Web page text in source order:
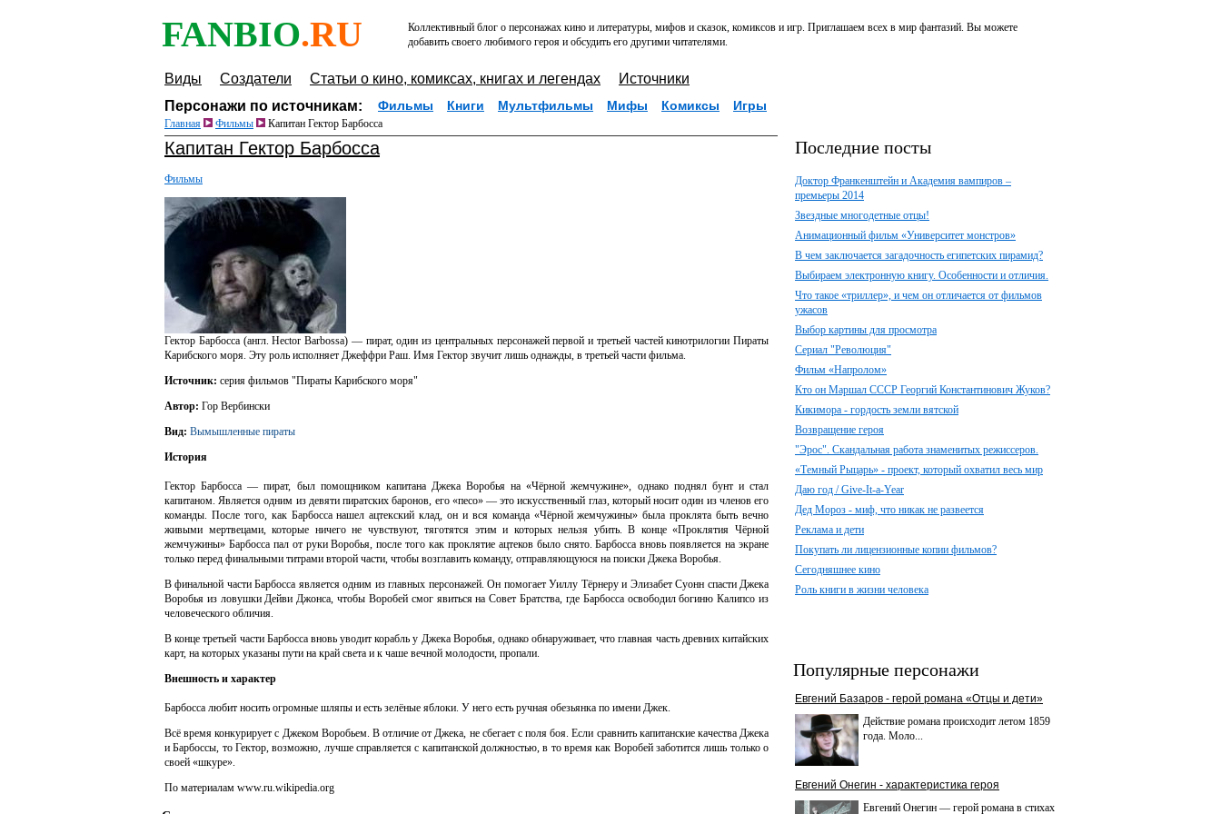
FANBIO.RU
Коллективный блог о персонажах кино и литературы, мифов и сказок, комиксов и игр. Приглашаем всех в мир фантазий. Вы можете
добавить своего любимого героя и обсудить его другими читателями.
Виды Создатели Статьи о кино, комиксах, книгах и легендах
Источники
Персонажи по источникам:
Фильмы Книги Мультфильмы Мифы Комиксы Игры
Главная Фильмы Капитан Гектор Барбосса
Капитан Гектор Барбосса
Фильмы
Гектор Барбосса (англ. Hector Barbossa) — пират, один из центральных персонажей первой и третьей частей кинотрилогии Пираты
Карибского моря. Эту роль исполняет Джеффри Раш. Имя Гектор звучит лишь однажды, в третьей части фильма.
Источник: серия фильмов "Пираты Карибского моря"
Автор: Гор Вербински
Вид: Вымышленные пираты
История
Гектор Барбосса — пират, был помощником капитана Джека Воробья на «Чёрной жемчужине», однако поднял бунт и стал
капитаном. Является одним из девяти пиратских баронов, его «песо» — это искусственный глаз, который носит один из членов его
команды. После того, как Барбосса нашел ацтекский клад, он и вся команда «Чёрной жемчужины» была проклята быть вечно
живыми мертвецами, которые ничего не чувствуют, тяготятся этим и которых нельзя убить. В конце «Проклятия Чёрной
жемчужины» Барбосса пал от руки Воробья, после того как проклятие ацтеков было снято. Барбосса вновь появляется на экране
только перед финальными титрами второй части, чтобы возглавить команду, отправляющуюся на поиски Джека Воробья.
В финальной части Барбосса является одним из главных персонажей. Он помогает Уиллу Тёрнеру и Элизабет Суонн спасти Джека
Воробья из ловушки Дейви Джонса, чтобы Воробей смог явиться на Совет Братства, где Барбосса освободил богиню Калипсо из
человеческого обличия.
В конце третьей части Барбосса вновь уводит корабль у Джека Воробья, однако обнаруживает, что главная часть древних китайских
карт, на которых указаны пути на край света и к чаше вечной молодости, пропали.
Внешность и характер
Барбосса любит носить огромные шляпы и есть зелёные яблоки. У него есть ручная обезьянка по имени Джек.
Всё время конкурирует с Джеком Воробьем. В отличие от Джека, не сбегает с поля боя. Если сравнить капитанские качества Джека
и Барбоссы, то Гектор, возможно, лучше справляется с капитанской должностью, в то время как Воробей заботится лишь только о
своей «шкуре».
По материалам www.ru.wikipedia.org
Последние посты
Доктор Франкенштейн и Академия вампиров –
премьеры 2014
Звездные многодетные отцы!
Анимационный фильм «Университет монстров»
В чем заключается загадочность египетских пирамид?
Выбираем электронную книгу. Особенности и отличия.
Что такое «триллер», и чем он отличается от фильмов
ужасов
Выбор картины для просмотра
Сериал "Революция"
Фильм «Напролом»
Кто он Маршал СССР Георгий Константинович Жуков?
Кикимора - гордость земли вятской
Возвращение героя
"Эрос". Скандальная работа знаменитых режиссеров.
«Темный Рыцарь» - проект, который охватил весь мир
Даю год / Give-It-a-Year
Дед Мороз - миф, что никак не развеется
Реклама и дети
Покупать ли лицензионные копии фильмов?
Сегодняшнее кино
Роль книги в жизни человека
Популярные персонажи
Евгений Базаров - герой романа «Отцы и дети»
Действие романа происходит летом 1859
года. Моло...
Евгений Онегин - характеристика героя
Евгений Онегин — герой романа в стихах